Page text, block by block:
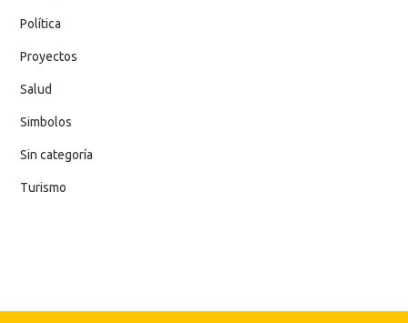
Política
Proyectos
Salud
Simbolos
Sin categoría
Turismo